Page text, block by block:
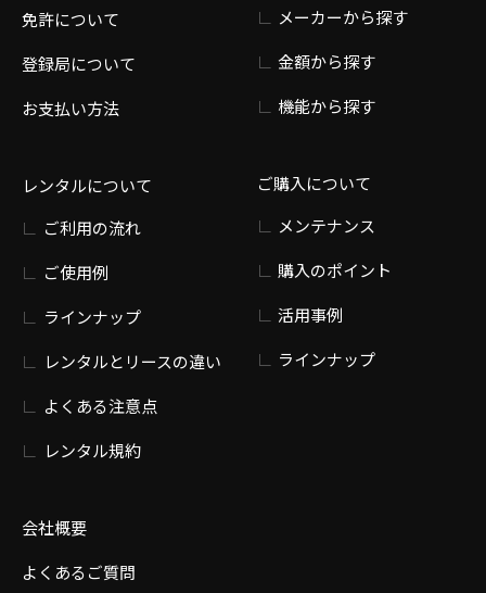
免許について
登録局について
お支払い方法
レンタルについて
ご利用の流れ
ご使用例
ラインナップ
レンタルとリースの違い
よくある注意点
レンタル規約
会社概要
よくあるご質問
メーカーから探す
金額から探す
機能から探す
ご購入について
メンテナンス
購入のポイント
活用事例
ラインナップ